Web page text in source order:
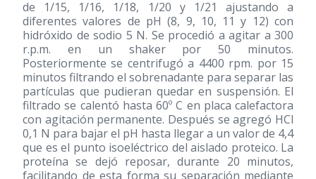
de 1/15, 1/16, 1/18, 1/20 y 1/21 ajustando a
diferentes valores de pH (8, 9, 10, 11 y 12) con
hidróxido de sodio 5 N. Se procedió a agitar a 300
r.p.m. en un shaker por 50 minutos.
Posteriormente se centrifugó a 4400 rpm. por 15
minutos filtrando el sobrenadante para separar las
partículas que pudieran quedar en suspensión. El
filtrado se calentó hasta 60º C en placa calefactora
con agitación permanente. Después se agregó HCl
0,1 N para bajar el pH hasta llegar a un valor de 4,4
que es el punto isoeléctrico del aislado proteico. La
proteína se dejó reposar, durante 20 minutos,
facilitando de esta forma su separación mediante